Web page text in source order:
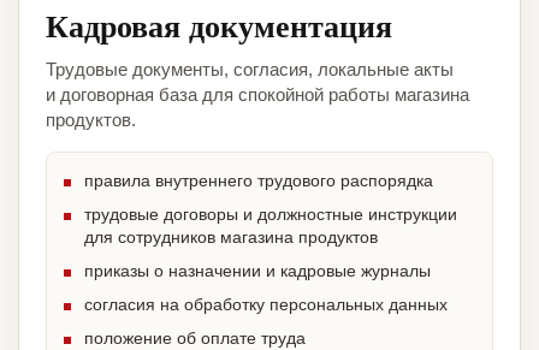
Кадровая документация
Трудовые документы, согласия, локальные акты
и договорная база для спокойной работы магазина
продуктов.
правила внутреннего трудового распорядка
трудовые договоры и должностные инструкции
для сотрудников магазина продуктов
приказы о назначении и кадровые журналы
согласия на обработку персональных данных
положение об оплате труда